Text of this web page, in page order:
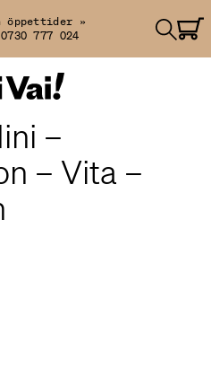
öppettider »
0730 777 024
–
– Vita –